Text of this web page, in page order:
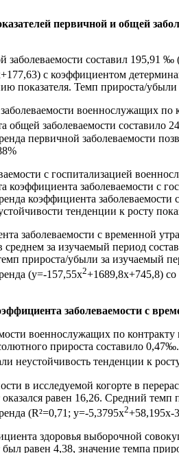
первичной и общей
заболеваемости составил 195,91
с коэффициентом
показателя. Темп прироста/убыли
военнослужащих по
общей заболеваемости составило
первичной заболеваемости
с госпитализацией
коэффициента заболеваемости с
коэффициента
тенденции к росту
заболеваемости с временной
за изучаемый период
прироста/убыли за изучаемый
(y=-157,55x2+1689,8x+745,8)
заболеваемости с
военнослужащих по
прироста составило
неустойчивость тенденции к
в исследуемой когорте в
равен 16,26. Средний
(R²=0,71; y=-5,3795x2+58,195x-
здоровья выборочной
равен 4,38, значение темпа